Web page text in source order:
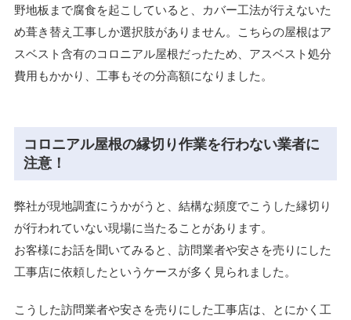
野地板まで腐食を起こしていると、カバー工法が行えないた
め葺き替え工事しか選択肢がありません。こちらの屋根はア
スベスト含有のコロニアル屋根だったため、アスベスト処分
費用もかかり、工事もその分高額になりました。
コロニアル屋根の縁切り作業を行わない業者に
注意！
弊社が現地調査にうかがうと、結構な頻度でこうした縁切り
が行われていない現場に当たることがあります。
お客様にお話を聞いてみると、訪問業者や安さを売りにした
工事店に依頼したというケースが多く見られました。
こうした訪問業者や安さを売りにした工事店は、とにかく工